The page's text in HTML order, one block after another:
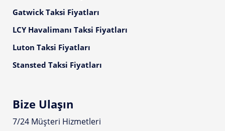
Gatwick Taksi Fiyatları
LCY Havalimanı Taksi Fiyatları
Luton Taksi Fiyatları
Stansted Taksi Fiyatları
Bize Ulaşın
7/24 Müşteri Hizmetleri